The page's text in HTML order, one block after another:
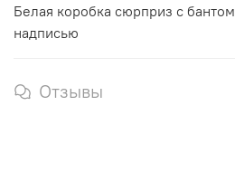
Белая коробка сюрприз с
надписью
Отзывы